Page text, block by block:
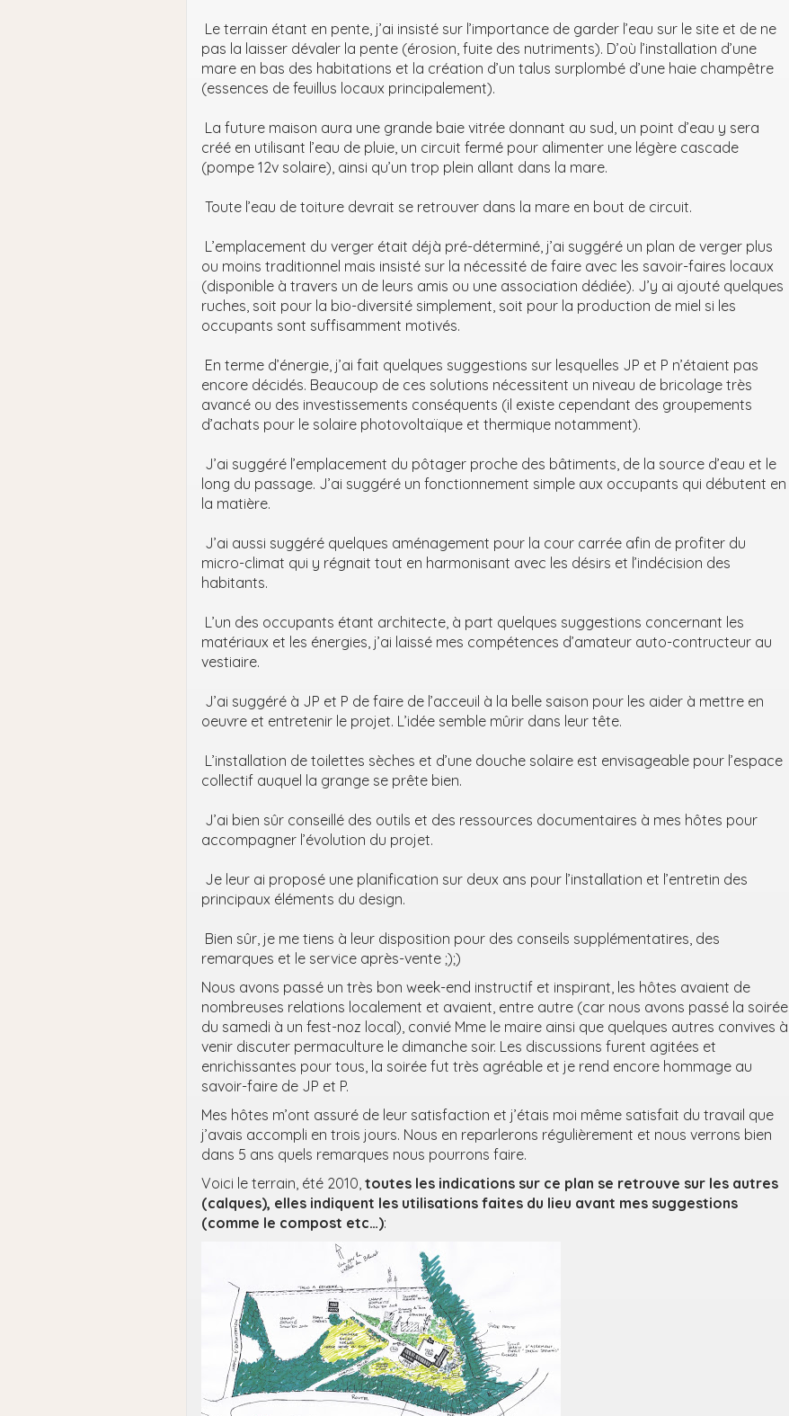
Le terrain étant en pente, j’ai insisté sur l’importance de garder l’eau sur le site et de ne
pas la laisser dévaler la pente (érosion, fuite des nutriments). D’où l’installation d’une
mare en bas des habitations et la création d’un talus surplombé d’une haie champêtre
(essences de feuillus locaux principalement).
La future maison aura une grande baie vitrée donnant au sud, un point d’eau y sera
créé en utilisant l’eau de pluie, un circuit fermé pour alimenter une légère cascade
(pompe 12v solaire), ainsi qu’un trop plein allant dans la mare.
Toute l’eau de toiture devrait se retrouver dans la mare en bout de circuit.
L’emplacement du verger était déjà pré-déterminé, j’ai suggéré un plan de verger plus
ou moins traditionnel mais insisté sur la nécessité de faire avec les savoir-faires locaux
(disponible à travers un de leurs amis ou une association dédiée). J’y ai ajouté quelques
ruches, soit pour la bio-diversité simplement, soit pour la production de miel si les
occupants sont suffisamment motivés.
En terme d’énergie, j’ai fait quelques suggestions sur lesquelles JP et P n’étaient pas
encore décidés. Beaucoup de ces solutions nécessitent un niveau de bricolage très
avancé ou des investissements conséquents (il existe cependant des groupements
d’achats pour le solaire photovoltaïque et thermique notamment).
J’ai suggéré l’emplacement du pôtager proche des bâtiments, de la source d’eau et le
long du passage. J’ai suggéré un fonctionnement simple aux occupants qui débutent en
la matière.
J’ai aussi suggéré quelques aménagement pour la cour carrée afin de profiter du
micro-climat qui y régnait tout en harmonisant avec les désirs et l’indécision des
habitants.
L’un des occupants étant architecte, à part quelques suggestions concernant les
matériaux et les énergies, j’ai laissé mes compétences d’amateur auto-contructeur au
vestiaire.
J’ai suggéré à JP et P de faire de l’acceuil à la belle saison pour les aider à mettre en
oeuvre et entretenir le projet. L’idée semble mûrir dans leur tête.
L’installation de toilettes sèches et d’une douche solaire est envisageable pour l’espace
collectif auquel la grange se prête bien.
J’ai bien sûr conseillé des outils et des ressources documentaires à mes hôtes pour
accompagner l’évolution du projet.
Je leur ai proposé une planification sur deux ans pour l’installation et l’entretin des
principaux éléments du design.
Bien sûr, je me tiens à leur disposition pour des conseils supplémentatires, des
remarques et le service après-vente ;);)
Nous avons passé un très bon week-end instructif et inspirant, les hôtes avaient de
nombreuses relations localement et avaient, entre autre (car nous avons passé la soirée
du samedi à un fest-noz local), convié Mme le maire ainsi que quelques autres convives à
venir discuter permaculture le dimanche soir. Les discussions furent agitées et
enrichissantes pour tous, la soirée fut très agréable et je rend encore hommage au
savoir-faire de JP et P.
Mes hôtes m’ont assuré de leur satisfaction et j’étais moi même satisfait du travail que
j’avais accompli en trois jours. Nous en reparlerons régulièrement et nous verrons bien
dans 5 ans quels remarques nous pourrons faire.
Voici le terrain, été 2010, toutes les indications sur ce plan se retrouve sur les autres
(calques), elles indiquent les utilisations faites du lieu avant mes suggestions
(comme le compost etc…):